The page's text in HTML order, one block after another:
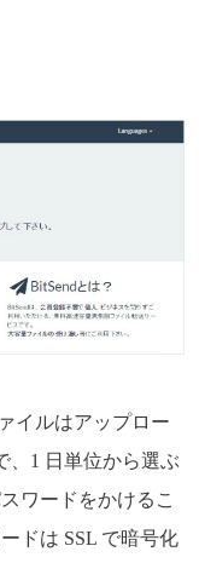
イルはアップロー
、1 日単位から選ぶ
ワードをかけるこ
ドは SSL で暗号化